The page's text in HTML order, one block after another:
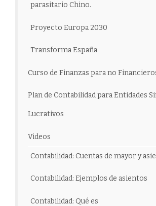
parasitario Chino.
Proyecto Europa 2030
Transforma España
Curso de Finanzas para no
Plan de Contabilidad para Entidades
Lucrativos
Videos
Contabilidad: Cuentas de mayor y
Contabilidad: Ejemplos de asientos
Contabilidad: Qué es